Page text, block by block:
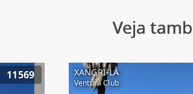
Veja
11569 XANGRI-LÁ
Ventura Club